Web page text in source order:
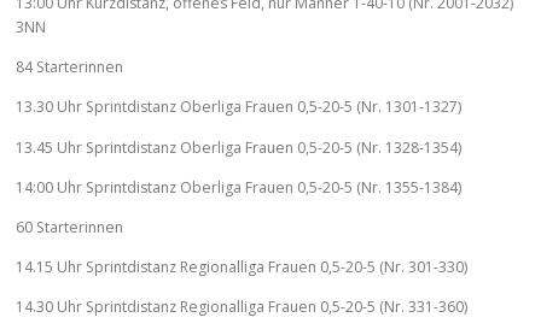
3NN
84 Starterinnen
13.30 Uhr Sprintdistanz Oberliga Frauen 0,5-20-5 (Nr. 1301-1327)
13.45 Uhr Sprintdistanz Oberliga Frauen 0,5-20-5 (Nr. 1328-1354)
14:00 Uhr Sprintdistanz Oberliga Frauen 0,5-20-5 (Nr. 1355-1384)
60 Starterinnen
14.15 Uhr Sprintdistanz Regionalliga Frauen 0,5-20-5 (Nr. 301-330)
14.30 Uhr Sprintdistanz Regionalliga Frauen 0,5-20-5 (Nr. 331-360)